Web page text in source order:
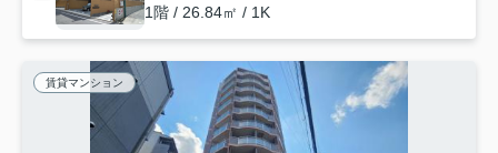
1階 / 26.84㎡ / 1K
賃貸マンション